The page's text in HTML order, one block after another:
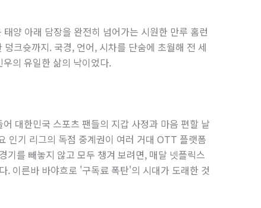
양 아래 담장을 완전히 넘어가는 시원한 만루 홈런
크슛까지. 국경, 언어, 시차를 단숨에 초월해 전 세
의 유일한 삶의 낙이었다.
대한민국 스포츠 팬들의 지갑 사정과 마음 편할 날
인기 리그의 독점 중계권이 여러 거대 OTT 플랫폼
기를 빼놓지 않고 모두 챙겨 보려면, 매달 넷플릭스
. 이른바 바야흐로 '구독료 폭탄'의 시대가 도래한 것